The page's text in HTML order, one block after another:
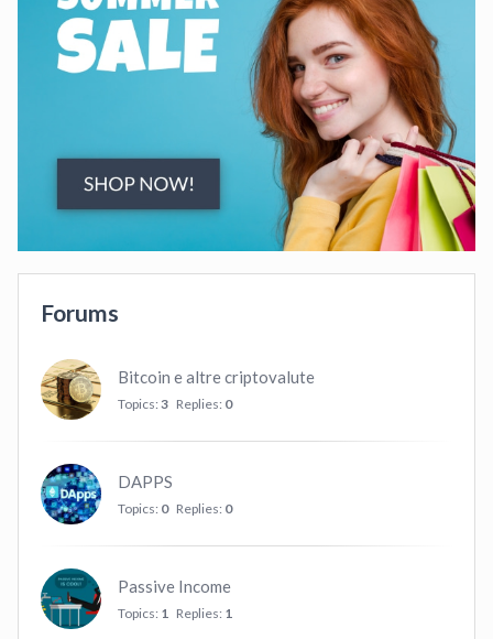
Forums
Bitcoin e altre criptovalute
Topics: 3 Replies: 0
DAPPS
Topics: 0 Replies: 0
Passive Income
Topics: 1 Replies: 1